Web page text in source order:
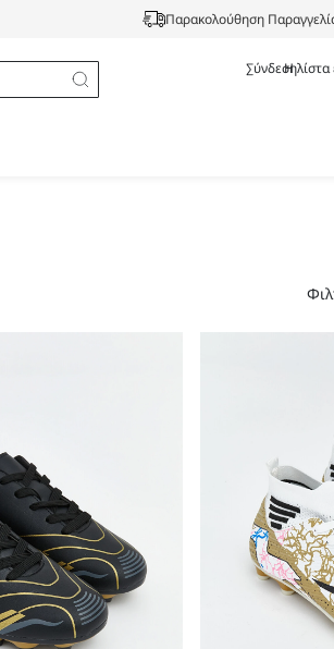
Παρακολούθηση
ΣύνδεσηΗ λίστα